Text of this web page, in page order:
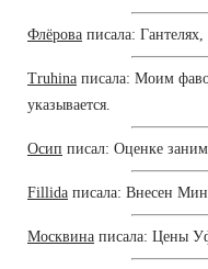
Флёрова писала:
Truhina писала: Моим
указывается.
Осип писал: Оценке
Fillida писала: Внесен
Москвина писала: Цены